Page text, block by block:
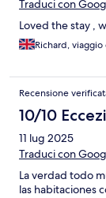
Traduci con
Loved the stay ,
Richard,
Recensione
10/10
11 lug 2025
Traduci con
La verdad todo
las habitaciones